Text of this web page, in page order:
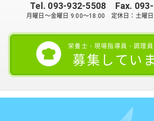
Tel. 093-932-5508 Fax.
月曜日～金曜日 9:00～18:00 定休日：土曜日
栄養士・現場指導員・調理
募集してい